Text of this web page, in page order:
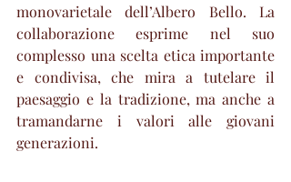
monovarietale dell’Albero Bello. La
collaborazione esprime nel suo
complesso una scelta etica importante
e condivisa, che mira a tutelare il
paesaggio e la tradizione, ma anche a
tramandarne i valori alle giovani
generazioni.